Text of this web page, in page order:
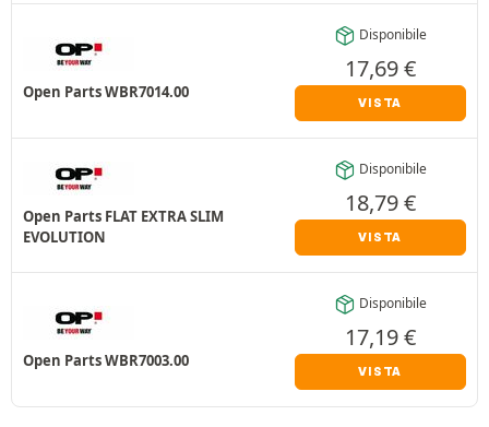
Open Parts WBR7014.00
Disponibile
17,69€
VISTA
Open Parts FLAT EXTRA SLIM
EVOLUTION
Disponibile
18,79€
VISTA
Open Parts WBR7003.00
Disponibile
17,19€
VISTA